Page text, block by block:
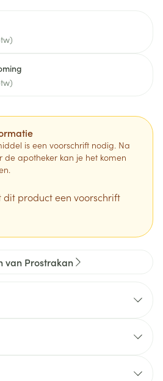
is een voorschrift nodig. Na
de apotheker kan je het komen
dit product een voorschrift
van Prostrakan